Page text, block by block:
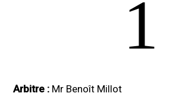
1
Arbitre : Mr Benoît Millot